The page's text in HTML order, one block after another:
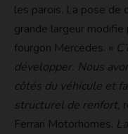
les parois. La pose de
grande largeur
fourgon Mercedes. «
développer. Nous
côtés du véhicule et
structurel de renfort,
Ferrari Motorhomes.